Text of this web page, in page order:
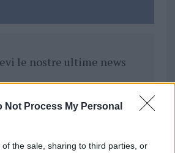
Not Process My Personal
the sale, sharing to third parties, or
le nostre ultime news